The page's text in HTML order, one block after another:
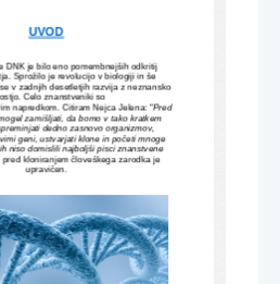
UVOD
DNK je bilo eno pomembnejših odkritij
Sprožilo je revolucijo v biologiji in še
v zadnjih desetletjih razvija z neznansko
Celo znanstveniki so
napredkom. Citiram Nejca Jelena: "Pred
zamišljati, da bomo v tako kratkem
dedno zasnovo organizmov,
geni, ustvarjati klone in početi mnoge
niso domislili najboljši pisci znanstvene
pred kloniranjem človeškega zarodka je
upravičen.